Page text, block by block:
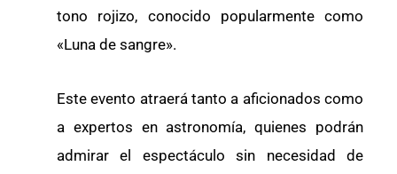
tono rojizo, conocido popularmente como
«Luna de sangre».
Este evento atraerá tanto a aficionados como
a expertos en astronomía, quienes podrán
admirar el espectáculo sin necesidad de